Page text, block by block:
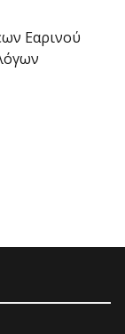
Εαρινού